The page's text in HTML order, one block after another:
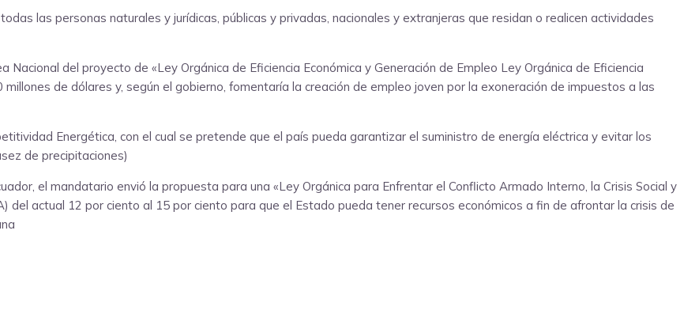
las personas naturales y jurídicas, públicas y privadas, nacionales y extranjeras que residan o realicen actividades
del proyecto de «Ley Orgánica de Eficiencia Económica y Generación de Empleo Ley Orgánica de Eficiencia
millones de dólares y, según el gobierno, fomentaría la creación de empleo joven por la exoneración de impuestos a las
Energética, con el cual se pretende que el país pueda garantizar el suministro de energía eléctrica y evitar los
de precipitaciones)
el mandatario envió la propuesta para una «Ley Orgánica para Enfrentar el Conflicto Armado Interno, la Crisis Social y
del actual 12 por ciento al 15 por ciento para que el Estado pueda tener recursos económicos a fin de afrontar la crisis de